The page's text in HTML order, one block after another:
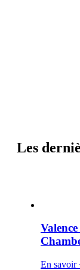
Les
En savoir